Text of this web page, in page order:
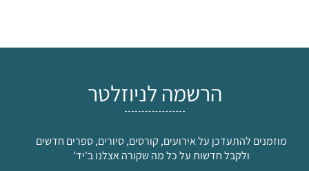
הרשמה לניוזלטר
מוזמנים להתעדכן על אירועים, קורסים, סיורים, ספרים חדשים
ולקבל חדשות על כל מה שקורה אצלנו ב'יד'